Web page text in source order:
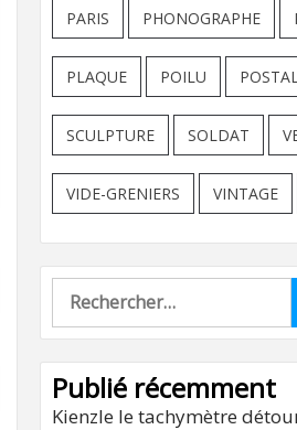
PARIS PHONOGRAPHE
PLAQUE POILU
SCULPTURE SOLDAT
VIDE-GRENIERS VINTAGE
Rechercher :
Publié récemment
Kienzle le tachymètre